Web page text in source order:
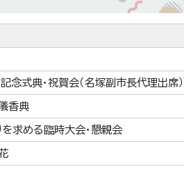
式典・祝賀会（名塚副市長代理出席）
香典
求める臨時大会・懇親会